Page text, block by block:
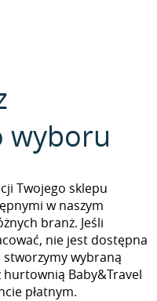
wyboru
Twojego sklepu
w naszym
branż. Jeśli
nie jest dostępna
wybraną
hurtownią Baby&Travel
płatnym.